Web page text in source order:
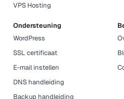
VPS Hosting
Ondersteuning
WordPress
SSL certificaat
E-mail instellen
DNS handleiding
Backup handleiding